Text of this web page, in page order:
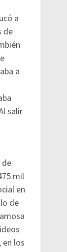
a
de
a
salir
de
mil
en
de
en los